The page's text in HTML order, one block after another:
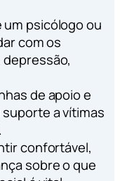
um psicólogo ou
com os
de apoio e
a vítimas
confortável,
sobre o que